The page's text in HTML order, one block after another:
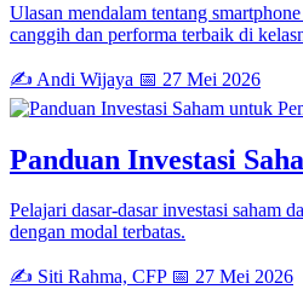
Ulasan mendalam tentang
canggih dan performa terbaik di
✍️ Andi Wijaya 📅 27 Mei 2026
Panduan Investasi
Pelajari dasar-dasar investasi saham
dengan modal terbatas.
✍️ Siti Rahma, CFP 📅 27 Mei 2026